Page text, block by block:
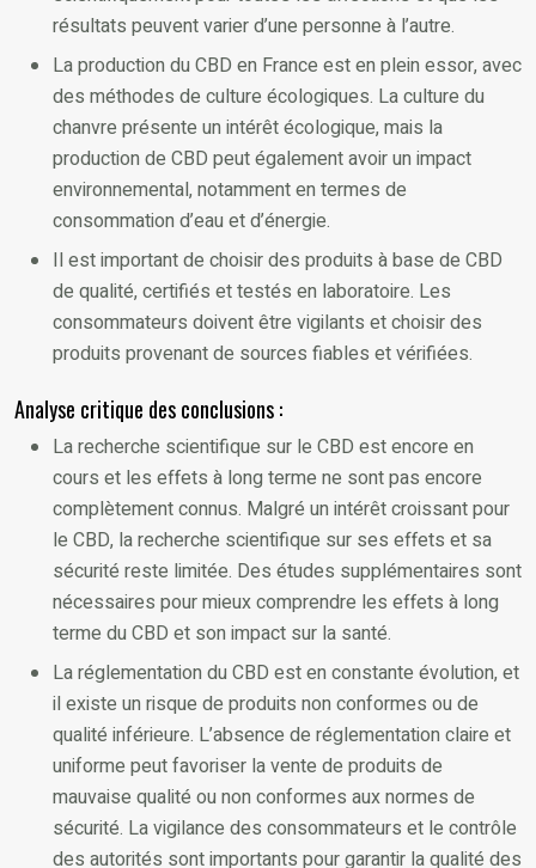
résultats peuvent varier d’une personne à l’autre.
La production du CBD en France est en plein essor, avec
des méthodes de culture écologiques. La culture du
chanvre présente un intérêt écologique, mais la
production de CBD peut également avoir un impact
environnemental, notamment en termes de
consommation d’eau et d’énergie.
Il est important de choisir des produits à base de CBD
de qualité, certifiés et testés en laboratoire. Les
consommateurs doivent être vigilants et choisir des
produits provenant de sources fiables et vérifiées.
Analyse critique des conclusions :
La recherche scientifique sur le CBD est encore en
cours et les effets à long terme ne sont pas encore
complètement connus. Malgré un intérêt croissant pour
le CBD, la recherche scientifique sur ses effets et sa
sécurité reste limitée. Des études supplémentaires sont
nécessaires pour mieux comprendre les effets à long
terme du CBD et son impact sur la santé.
La réglementation du CBD est en constante évolution, et
il existe un risque de produits non conformes ou de
qualité inférieure. L’absence de réglementation claire et
uniforme peut favoriser la vente de produits de
mauvaise qualité ou non conformes aux normes de
sécurité. La vigilance des consommateurs et le contrôle
des autorités sont importants pour garantir la qualité des